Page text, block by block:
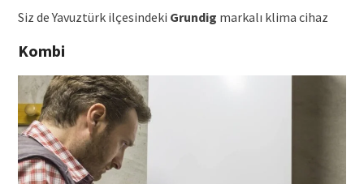
Siz de Yavuztürk ilçesindeki Grundig markalı klima cihaz
Kombi